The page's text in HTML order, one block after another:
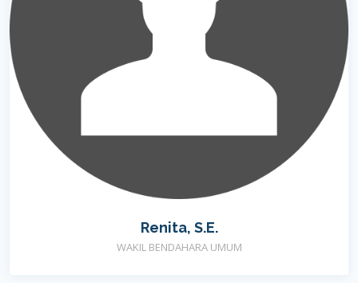
Renita, S.E.
WAKIL BENDAHARA UMUM